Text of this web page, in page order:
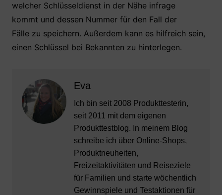
welcher Schlüsseldienst in der Nähe infrage
kommt und dessen Nummer für den Fall der
Fälle zu speichern. Außerdem kann es hilfreich sein,
einen Schlüssel bei Bekannten zu hinterlegen.
Eva
Ich bin seit 2008 Produkttesterin,
seit 2011 mit dem eigenen
Produkttestblog. In meinem Blog
schreibe ich über Online-Shops,
Produktneuheiten,
Freizeitaktivitäten und Reiseziele
für Familien und starte wöchentlich
Gewinnspiele und Testaktionen für